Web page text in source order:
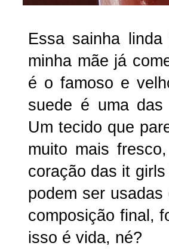
Essa sainha
minha mãe já
é o famoso e
suede é uma das
Um tecido que
muito mais
coração das it
podem ser
composição final,
isso é vida, né?